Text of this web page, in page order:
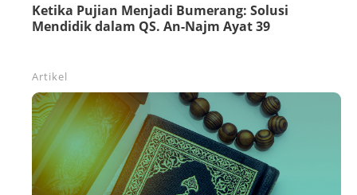
Ketika Pujian Menjadi Bumerang: Solusi
Mendidik dalam QS. An-Najm Ayat 39
Artikel